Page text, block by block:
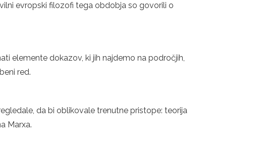
evropski filozofi tega obdobja so govorili o
elemente dokazov, ki jih najdemo na področjih,
red.
da bi oblikovale trenutne pristope: teorija
Marxa.